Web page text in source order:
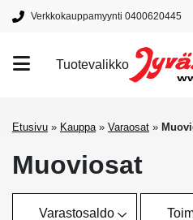
Verkkokauppamyynti 0400620445
Tuotemerkit
Tuotevalikko
Etusivu » Kauppa» Varaosat »
Muoviosat
Varastosaldo